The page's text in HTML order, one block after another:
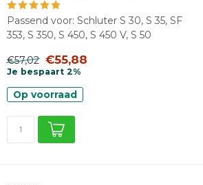
Passend voor: Schluter S 30, S 35, SF
353, S 350, S 450, S 450 V, S 50
€57,02 €55,88
Je bespaart 2%
Op voorraad